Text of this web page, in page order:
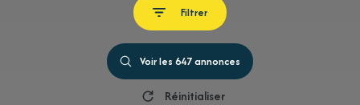
Filtrer
Voir les 647annonces
Réinitialiser